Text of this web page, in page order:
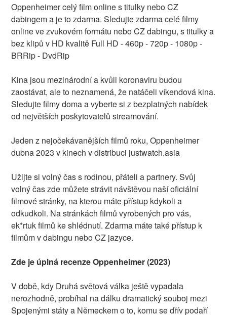
Oppenheimer celý film online s titulky nebo CZ
dabingem a je to zdarma. Sledujte zdarma celé filmy
online ve zvukovém formátu nebo CZ dabingu, s titulky a
bez klipů v HD kvalitě Full HD - 460p - 720p - 1080p -
BRRip - DvdRip
Kina jsou mezinárodní a kvůli koronaviru budou
zaostávat, ale to neznamená, že natáčeli víkendová kina.
Sledujte filmy doma a vyberte si z bezplatných nabídek
od největších poskytovatelů streamování.
Jeden z nejočekávanějších filmů roku, Oppenheimer
dubna 2023 v kinech v distribuci justwatch.asia
Užijte si volný čas s rodinou, přáteli a partnery. Svůj
volný čas zde můžete strávit návštěvou naší oficiální
filmové stránky, na kterou máte přístup kdykoli a
odkudkoli. Na stránkách filmů vyrobených pro vás,
ek*rtuk filmů ke shlédnutí. Zdarma máte také přístup k
filmům v dabingu nebo CZ jazyce.
Zde je úplná recenze Oppenheimer (2023)
V době, kdy Druhá světová válka ještě vypadala
nerozhodně, probíhal na dálku dramatický souboj mezi
Spojenými státy a Německem o to, komu se dřív podaří